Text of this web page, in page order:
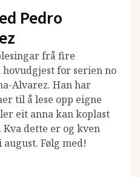
Pedro
frå fire
for serien no
Alvarez. Han har
til å lese opp eigne
eit anna kan koplast
dette er og kven
Følg med!